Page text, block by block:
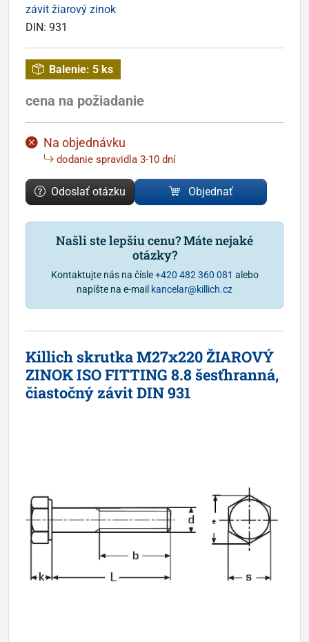
závit žiarový zinok
DIN: 931
Balenie: 5 ks
cena na požiadanie
Na objednávku
dodanie spravidla 3-10 dní
Odoslať otázku Objednať
Našli ste lepšiu cenu? Máte nejaké
otázky?
Kontaktujte nás na čísle+420 482 360 081 alebo
napíšte na e-mail kancelar@killich.cz
Killich skrutka M27x220 ŽIAROVÝ
ZINOK ISO FITTING 8.8 šesťhranná,
čiastočný závit DIN 931